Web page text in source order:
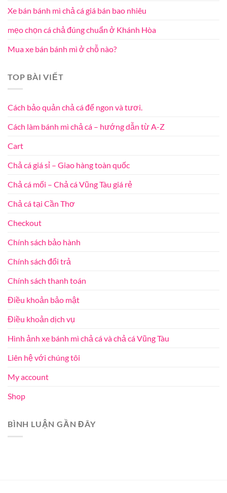
Xe bán bánh mì chả cá giá bán bao nhiêu
mẹo chọn cá chả đúng chuẩn ở Khánh Hòa
Mua xe bán bánh mì ở chỗ nào?
TOP BÀI VIẾT
Cách bảo quản chả cá để ngon và tươi.
Cách làm bánh mì chả cá – hướng dẫn từ A-Z
Cart
Chả cá giá sỉ – Giao hàng toàn quốc
Chả cá mối – Chả cá Vũng Tàu giá rẻ
Chả cá tại Cần Thơ
Checkout
Chính sách bảo hành
Chính sách đổi trả
Chính sách thanh toán
Điều khoản bảo mật
Điều khoản dịch vụ
Hình ảnh xe bánh mì chả cá và chả cá Vũng Tàu
Liên hệ với chúng tôi
My account
Shop
BÌNH LUẬN GẦN ĐÂY